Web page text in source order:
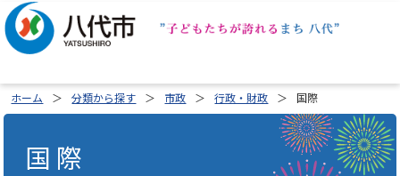
ホーム 分類から探す 市政 行政・財政 国際
国際